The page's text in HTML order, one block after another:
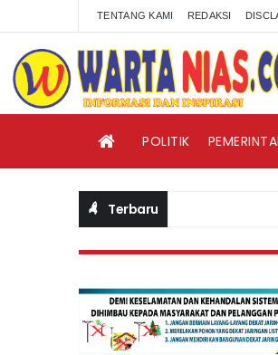
TENTANG KAMI REDAKSI
POLITIK
Terbaru